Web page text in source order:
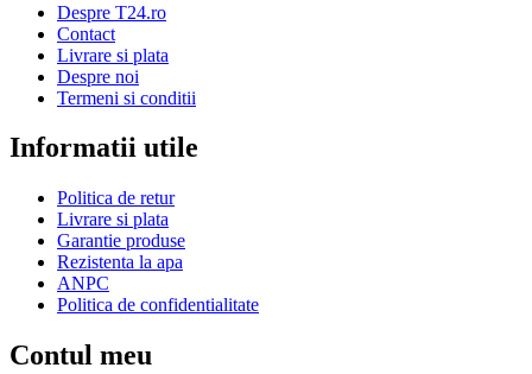
Despre T24.ro
Contact
Livrare si plata
Despre noi
Termeni si conditii
Informatii utile
Politica de retur
Livrare si plata
Garantie produse
Rezistenta la apa
ANPC
Politica de confidentialitate
Contul meu